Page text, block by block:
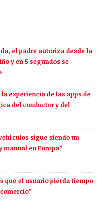
el padre autoriza desde la
y en 5 segundos se
experiencia de las apps de
del conductor y del
sigue siendo un
manual en Europa”
que el usuario pierda tiempo